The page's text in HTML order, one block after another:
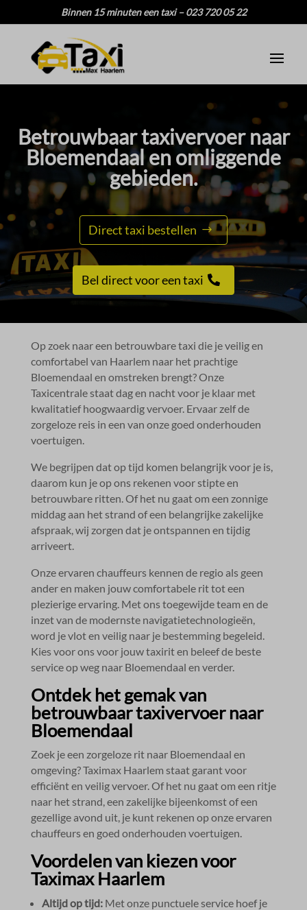
Binnen 15 minuten een taxi – 023 720 05 22
Betrouwbaar taxivervoer naar
Bloemendaal en omliggende
gebieden.​
Direct taxi bestellen
Bel direct voor een taxi
Op zoek naar een betrouwbare taxi die je veilig en
comfortabel van Haarlem naar het prachtige
Bloemendaal en omstreken brengt? Onze
Taxicentrale staat dag en nacht voor je klaar met
kwalitatief hoogwaardig vervoer.​ Ervaar zelf de
zorgeloze reis in een van onze goed onderhouden
voertuigen.​
We begrijpen dat op tijd komen belangrijk voor je is,
daarom kun je op ons rekenen voor stipte en
betrouwbare ritten.​ Of het nu gaat om een zonnige
middag aan het strand of een belangrijke zakelijke
afspraak, wij zorgen dat je ontspannen en tijdig
arriveert.​
Onze ervaren chauffeurs kennen de regio als geen
ander en maken jouw comfortabele rit tot een
plezierige ervaring.​ Met ons toegewijde team en de
inzet van de modernste navigatietechnologieën,
word je vlot en veilig naar je bestemming begeleid.​
Kies voor ons voor jouw taxirit en beleef de beste
service op weg naar Bloemendaal en verder.​
Ontdek het gemak van
betrouwbaar taxivervoer naar
Bloemendaal
Zoek je een zorgeloze rit naar Bloemendaal en
omgeving? Taximax Haarlem staat garant voor
efficiënt en veilig vervoer.​ Of het nu gaat om een ritje
naar het strand, een zakelijke bijeenkomst of een
gezellige avond uit, je kunt rekenen op onze ervaren
chauffeurs en goed onderhouden voertuigen.​
Voordelen van kiezen voor
Taximax Haarlem
Altijd op tijd:Met onze punctuele service hoef je